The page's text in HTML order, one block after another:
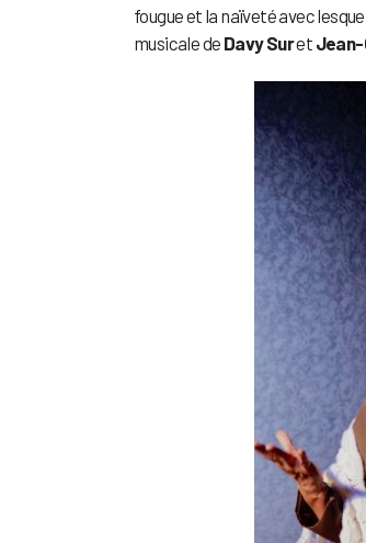
fougue et la naïveté avec
musicale de Davy Suret Jean-